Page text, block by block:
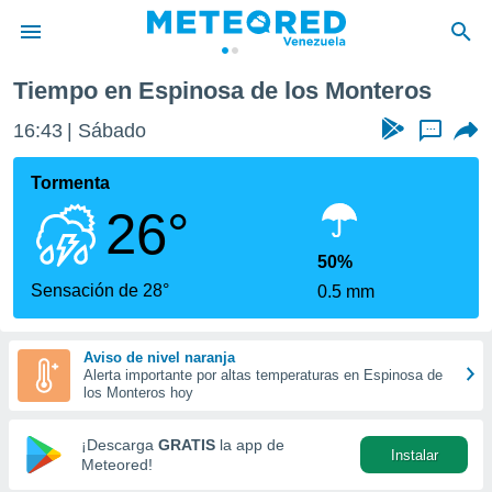
de
ha
para
que se
calidad.
a este
las
y
forma
digital
basada
Tiempo en Espinosa de los Monteros
16:43 Sábado ...
Tormenta
26°
Sensación de 28°
50%
0.5 mm
Aviso de nivel naranja
Alerta importante por altas temperaturas en Espinosa de
los Monteros hoy
¡Descarga GRATIS la app de
Meteored!
Instalar